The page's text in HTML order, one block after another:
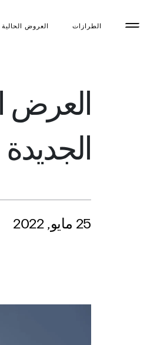
الطرازات العروض الحالية
الجديدة
25 مايو, 2022